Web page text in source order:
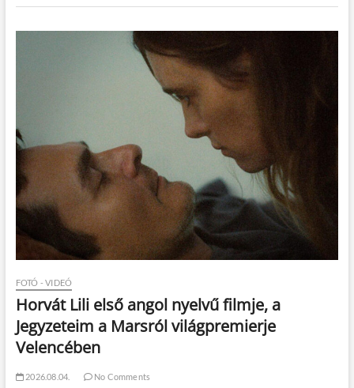
FOTÓ - VIDEÓ
Horvát Lili első angol nyelvű filmje, a
Jegyzeteim a Marsról világpremierje
Velencében
2026.08.04. No Comments